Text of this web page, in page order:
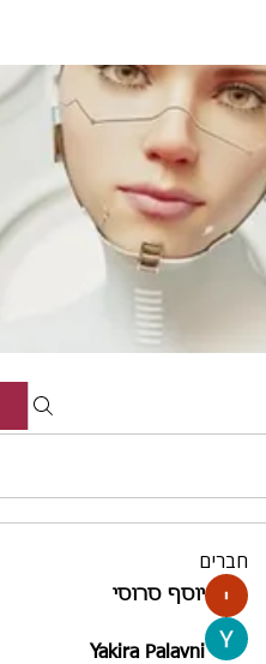
חברים
יוסף סרוסי
Yakira Palavni